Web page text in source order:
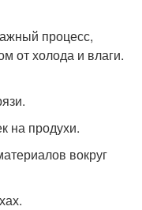
процесс,
от холода и влаги.
на продухи.
вокруг